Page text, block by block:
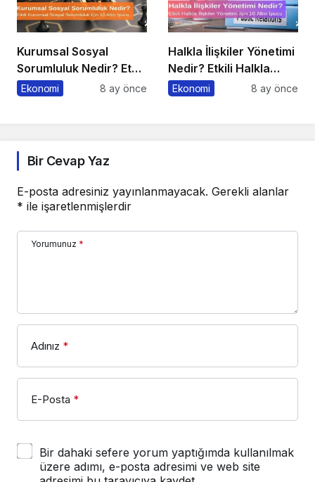
Kurumsal Sosyal
Sorumluluk Nedir? Etkili
Kurumsal Sosyal
Ekonomi 8 ay önce
Halkla İlişkiler Yönetimi
Nedir? Etkili Halkla
İlişkiler Yönetimi İçin 10
Ekonomi 8 ay önce
Bir Cevap Yaz
E-posta adresiniz yayınlanmayacak. Gerekli alanlar
* ile işaretlenmişlerdir
Yorumunuz *
Adınız *
E-Posta *
Bir dahaki sefere yorum yaptığımda kullanılmak
üzere adımı, e-posta adresimi ve web site